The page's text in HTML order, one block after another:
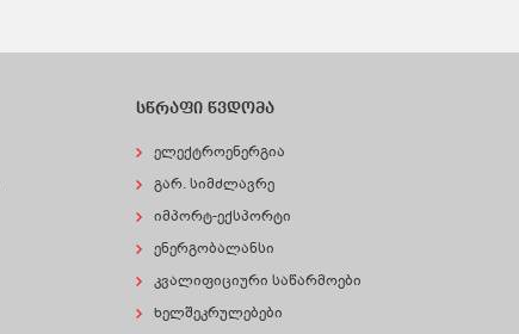
სწრაფი წვდომა
ელექტროენერგია
გარ. სიმძლავრე
იმპორტ-ექსპორტი
ენერგობალანსი
კვალიფიციური საწარმოები
ხელშეკრულებები